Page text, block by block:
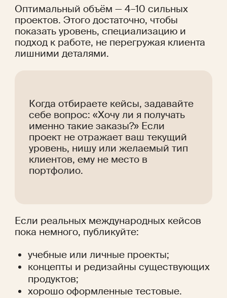
Оптимальный объём — 4–10 сильных
проектов. Этого достаточно, чтобы
показать уровень, специализацию и
подход к работе, не перегружая клиента
лишними деталями.
Когда отбираете кейсы, задавайте
себе вопрос: «Хочу ли я получать
именно такие заказы?» Если
проект не отражает ваш текущий
уровень, нишу или желаемый тип
клиентов, ему не место в
портфолио.
Если реальных международных кейсов
пока немного, публикуйте:
учебные или личные проекты;
концепты и редизайны существующих
продуктов;
хорошо оформленные тестовые.